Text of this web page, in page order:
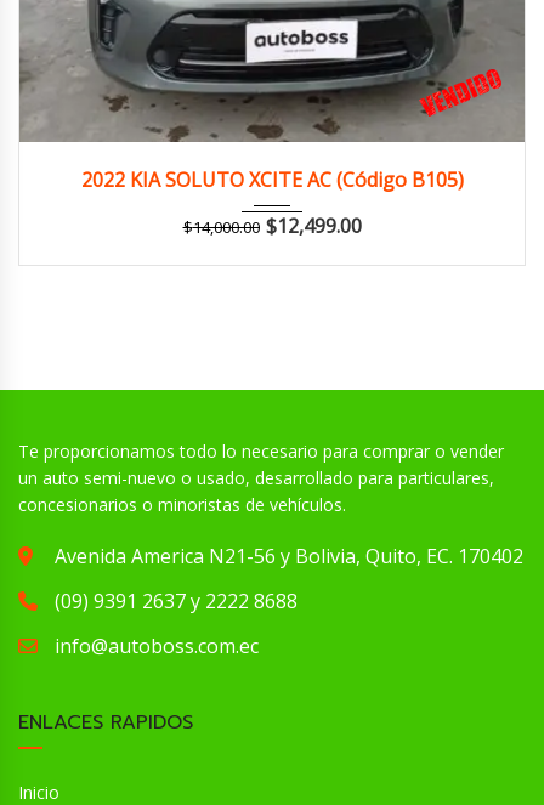
2022 KIA SOLUTO XCITE AC (Código B105)
$14,000.00 $12,499.00
Te proporcionamos todo lo necesario para comprar o vender
un auto semi-nuevo o usado, desarrollado para particulares,
concesionarios o minoristas de vehículos.
Avenida America N21-56 y Bolivia, Quito, EC. 170402
(09) 9391 2637 y 2222 8688
info@autoboss.com.ec
ENLACES RAPIDOS
Inicio